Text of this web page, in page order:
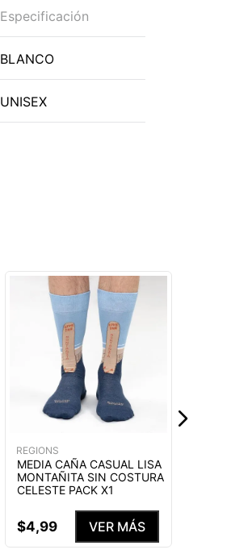
Especificación
BLANCO
UNISEX
REGIONS
MEDIA CAÑA CASUAL LISA
MONTAÑITA SIN COSTURA
CELESTE PACK X1
$4,99 VER MÁS